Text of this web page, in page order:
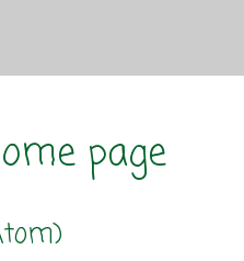
page